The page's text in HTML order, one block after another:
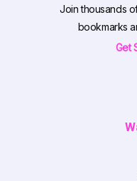
Join thousands
bookmarks
Get